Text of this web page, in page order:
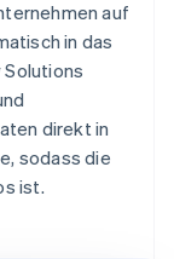
auf
in das
Solutions
direkt in
sodass die
ist.